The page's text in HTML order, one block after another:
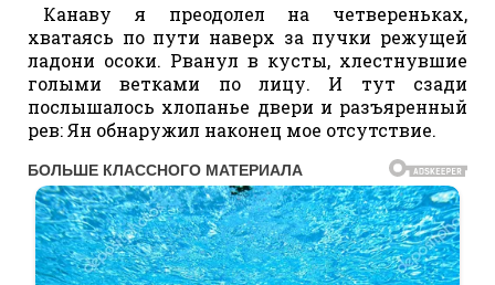
Канаву я преодолел на четвереньках,
хватаясь по пути наверх за пучки режущей
ладони осоки. Рванул в кусты, хлестнувшие
голыми ветками по лицу. И тут сзади
послышалось хлопанье двери и разъяренный
рев: Ян обнаружил наконец мое отсутствие.